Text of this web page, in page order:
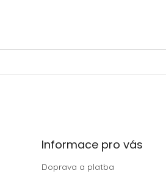
Informace pro vás
Doprava a platba